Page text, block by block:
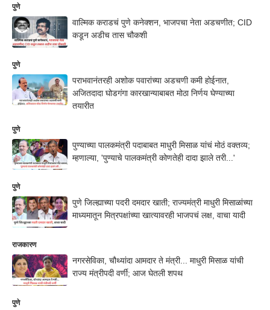
पुणे
वाल्मिक कराडचं पुणे कनेक्शन, भाजपचा नेता अडचणीत; CID
कडून अडीच तास चौकशी
पुणे
पराभवानंतरही अशोक पवारांच्या अडचणी कमी होईनात,
अजितदादा घोडगंगा कारखान्याबाबत मोठा निर्णय घेण्याच्या
तयारीत
पुणे
पुण्याच्या पालकमंत्री पदाबाबत माधुरी मिसाळ यांचं मोठं वक्तव्य;
म्हणाल्या, 'पुण्याचे पालकमंत्री कोणतेही दादा झाले तरी...'
पुणे
पुणे जिल्ह्याच्या पदरी दमदार खाती; राज्यमंत्री माधुरी मिसाळांच्या
माध्यमातून मित्रपक्षांच्या खात्यावरही भाजपचं लक्ष, वाचा यादी
राजकारण
नगरसेविका, चौथ्यांदा आमदार ते मंत्री... माधुरी मिसाळ यांची
राज्य मंत्रीपदी वर्णी; आज घेतली शपथ
पुणे